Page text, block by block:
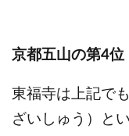
京都五山の第4位
東福寺は上記で
ざいしゅう）と